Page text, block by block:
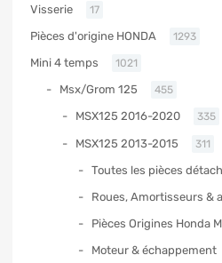
Visserie 17
Pièces d'origine HONDA 1293
Mini 4 temps 1021
Msx/Grom 125 455
MSX125 2016-2020 335
MSX125 2013-2015 311
Toutes les pièces
Roues, Amortisseurs &
Pièces Origines Honda
Moteur & échappement